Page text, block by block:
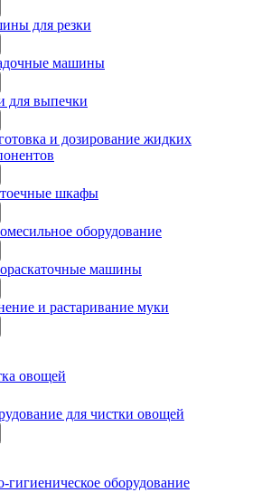
для резки
машины
для выпечки
и дозирование жидких
шкафы
оборудование
машины
и растаривание муки
овощей
для чистки овощей
гигиеническое оборудование